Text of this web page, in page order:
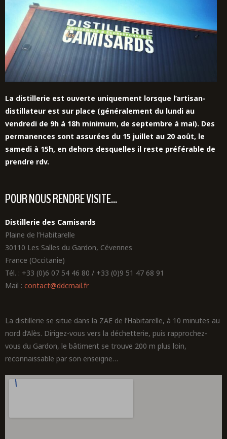
La distillerie est ouverte uniquement lorsque l’artisan-
distillateur est sur place (généralement du lundi au
vendredi de 9h à 18h minimum, de septembre à mai). Des
permanences sont assurées du 15 juillet au 20 août, le
samedi à 15h, en dehors desquelles il reste préférable de
prendre rdv.
POUR NOUS RENDRE VISITE...
Distillerie des Camisards
Plaine de l’Habitarelle
30110 Les Salles du Gardon, Cévennes
France (Occitanie)
Tél. : +33 (0)6 07 54 46 80 / +33 (0)9 51 47 68 91
Mail : contact@ddcmail.fr
La distillerie se situe dans la ZAE de l’Habitarelle, à 10 minutes au
nord d’Alès. Dirigez-vous vers la déchetterie, puis rapprochez-
vous du Gardon, le bâtiment se trouve 200 m plus loin,
reconnaissable par son enseigne…